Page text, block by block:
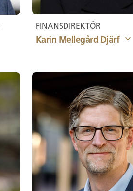
FINANSDIREKTÖR
Karin Mellegård Djärf